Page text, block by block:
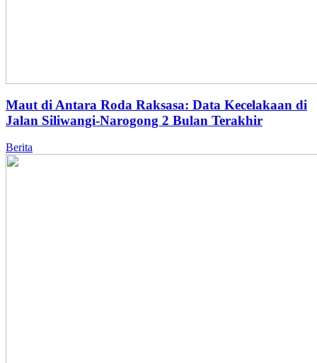
Maut di Antara Roda Raksasa: Data Kecelakaan di
Jalan Siliwangi-Narogong 2 Bulan Terakhir
Berita